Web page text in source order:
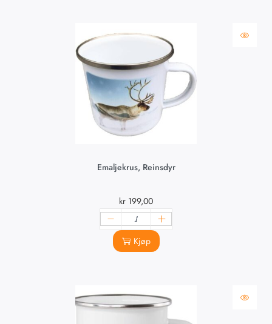
Emaljekrus, Reinsdyr
kr 199,00
Kjøp